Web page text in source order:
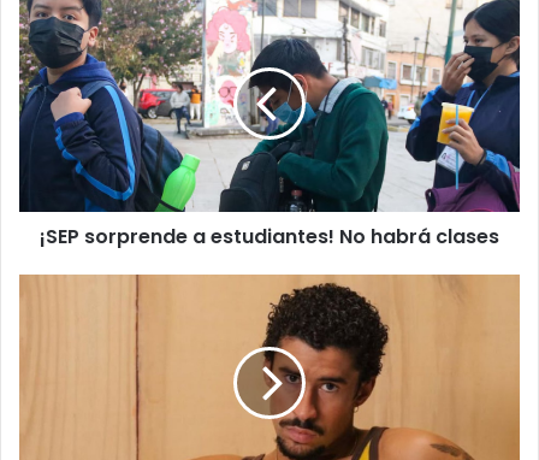
¡SEP
sorprende
a
estudiantes!
No
habrá
clases
¡SEP sorprende a estudiantes! No habrá clases